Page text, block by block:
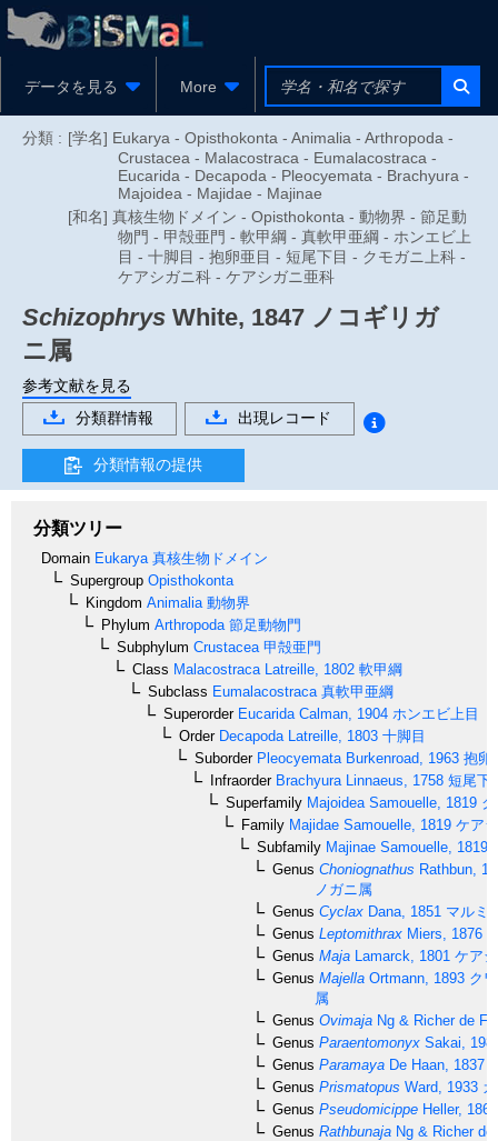
データを見る More
分類 : [学名] Eukarya - Opisthokonta - Animalia - Arthropoda -
Crustacea - Malacostraca - Eumalacostraca -
Eucarida - Decapoda - Pleocyemata - Brachyura -
Majoidea - Majidae - Majinae
[和名] 真核生物ドメイン - Opisthokonta - 動物界 - 節足動
物門 - 甲殻亜門 - 軟甲綱 - 真軟甲亜綱 - ホンエビ上
目 - 十脚目 - 抱卵亜目 - 短尾下目 - クモガニ上科 -
ケアシガニ科 - ケアシガニ亜科
Schizophrys White, 1847 ノコギリガ
ニ属
参考文献を見る
分類群情報
出現レコード
分類情報の提供
分類ツリー
Domain Eukarya 真核生物ドメイン
Supergroup Opisthokonta
Kingdom Animalia 動物界
Phylum Arthropoda 節足動物門
Subphylum Crustacea 甲殻亜門
Class Malacostraca Latreille, 1802 軟甲綱
Subclass Eumalacostraca 真軟甲亜綱
SuperorderEucarida Calman, 1904 ホンエビ上目
OrderDecapoda Latreille, 1803 十脚目
SuborderPleocyemata Burkenroad, 1963 抱卵
InfraorderBrachyura Linnaeus, 1758 短尾下
Superfamily Majoidea Samouelle, 1819
Family Majidae Samouelle, 1819 ケア
Subfamily Majinae Samouelle, 1819
Genus Choniognathus Rathbun,
ノガニ属
Genus Cyclax Dana, 1851 マルミ
Genus Leptomithrax Miers, 1876
Genus Maja Lamarck, 1801 ケア
Genus Majella Ortmann, 1893 ク
属
Genus Ovimaja Ng & Richer de
Genus Paraentomonyx Sakai,
Genus Paramaya De Haan, 1837
Genus Prismatopus Ward, 1933
Genus Pseudomicippe Heller, 1861
Genus Rathbunaja Ng & Richer